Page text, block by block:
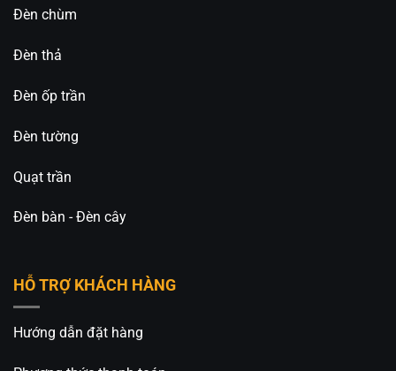
Đèn chùm
Đèn thả
Đèn ốp trần
Đèn tường
Quạt trần
Đèn bàn - Đèn cây
HỖ TRỢ KHÁCH HÀNG
Hướng dẫn đặt hàng